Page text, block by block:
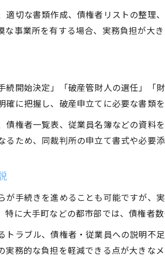
申立て時に誤りやすい破産管轄
手続き費用の内訳と資金確保の工夫
破産費用が不足する場合の資金
破産時に従業員対応で押さえたい注
破産手続き開始前後の従業員対
解雇通知や賃金支払いに関する
従業員保護と破産時のトラブル
切な書類作成、債権者リストの整理
事業所を有する場合、実務負担が大
開始決定」「破産管財人の選任」「
に把握し、破産申立てに必要な書類を
権者一覧表、従業員名簿などの資料
ため、同裁判所の申立て書式や必要
手続きを進めることも可能ですが、
に大手町などの都市部では、債権者
ラブル、債権者・従業員への説明不
務的な負担を軽減できる点が大きなメ